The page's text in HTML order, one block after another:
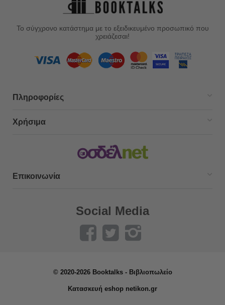
Το σύγχρονο κατάστημα με το εξειδικευμένο προσωπικό που
χρειάζεσαι!
Πληροφορίες
Χρήσιμα
Επικοινωνία
Social Media
© 2020-2026 Booktalks - Βιβλιοπωλείο
Κατασκευή eshop netikon.gr